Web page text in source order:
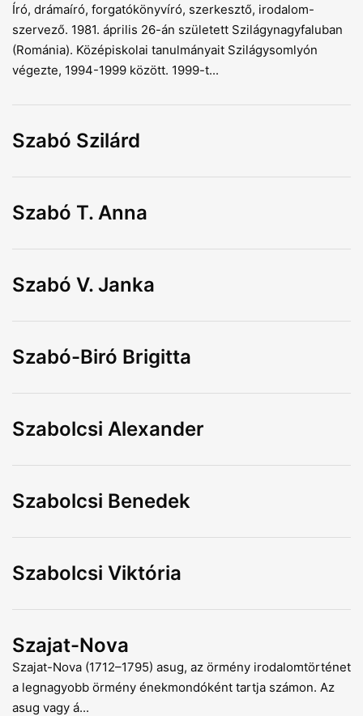
Író, drámaíró, forgatókönyvíró, szerkesztő, irodalom-
szervező. 1981. április 26-án született Szilágynagyfaluban
(Románia). Középiskolai tanulmányait Szilágysomlyón
végezte, 1994-1999 között. 1999-t...
Szabó Szilárd
Szabó T. Anna
Szabó V. Janka
Szabó-Biró Brigitta
Szabolcsi Alexander
Szabolcsi Benedek
Szabolcsi Viktória
Szajat-Nova
Szajat-Nova (1712–1795) asug, az örmény irodalomtörténet
a legnagyobb örmény énekmondóként tartja számon. Az
asug vagy á...